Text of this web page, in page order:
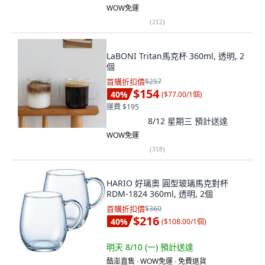
WOW免運
(212)
LaBONI Tritan馬克杯 360ml, 透明, 2
個
首購折扣價$257
40% $154 ($77.00/1個)
運費 $195
8/12 星期三 預計送達
WOW免運
(318)
HARIO 好璃奧 圓型玻璃馬克對杯
RDM-1824 360ml, 透明, 2個
首購折扣價$360
40% $216 ($108.00/1個)
明天 8/10 (一) 預計送達
酷澎直售 ∙ WOW免運 ∙ 免費退貨